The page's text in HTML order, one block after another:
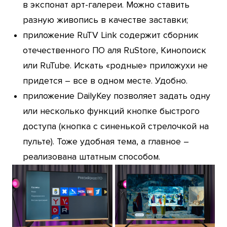
в экспонат арт-галереи. Можно ставить
разную живопись в качестве заставки;
приложение RuTV Link содержит сборник
отечественного ПО аля RuStore, Кинопоиск
или RuTube. Искать «родные» приложухи не
придется – все в одном месте. Удобно.
приложение DailyKey позволяет задать одну
или несколько функций кнопке быстрого
доступа (кнопка с синенькой стрелочкой на
пульте). Тоже удобная тема, а главное –
реализована штатным способом.